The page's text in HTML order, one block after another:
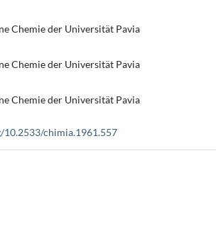
Chemie der Universität Pavia
Chemie der Universität Pavia
Chemie der Universität Pavia
chimia.1961.557